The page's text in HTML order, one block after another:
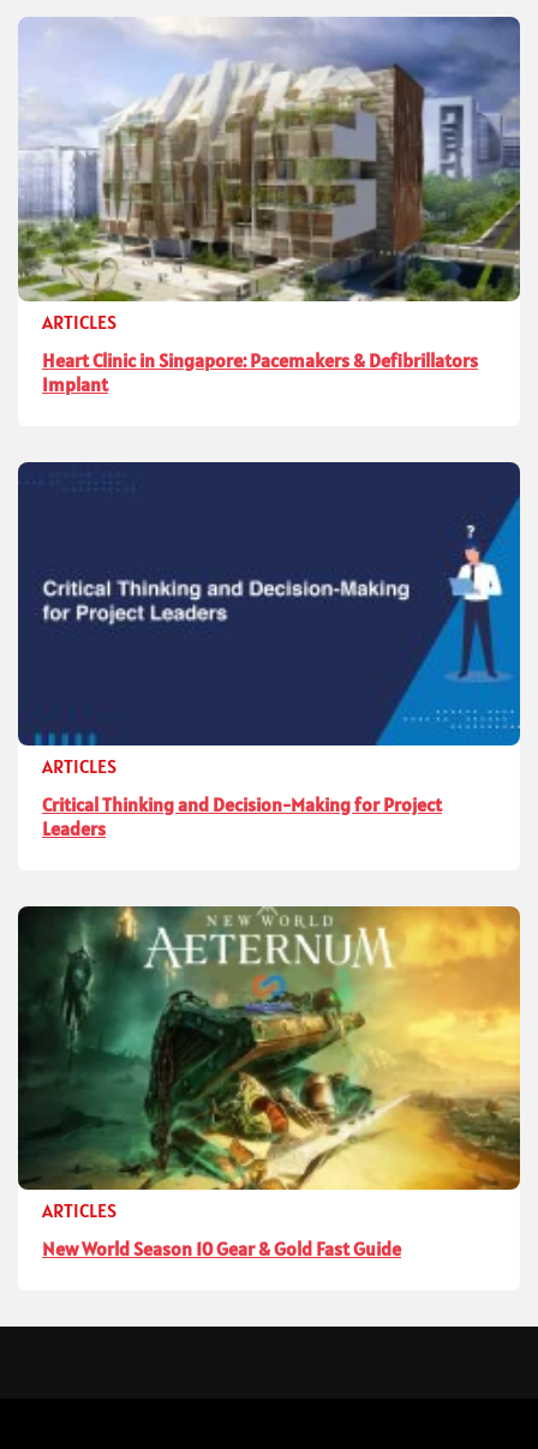
ARTICLES
Heart Clinic in Singapore: Pacemakers & Defibrillators
Implant
ARTICLES
Critical Thinking and Decision-Making for Project
Leaders
ARTICLES
New World Season 10 Gear & Gold Fast Guide